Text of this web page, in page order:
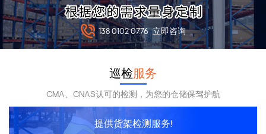
138 0102 0776 立即咨询
巡检服务
CMA、CNAS认可的检测，为您的仓储保驾护航
提供货架检测服务!